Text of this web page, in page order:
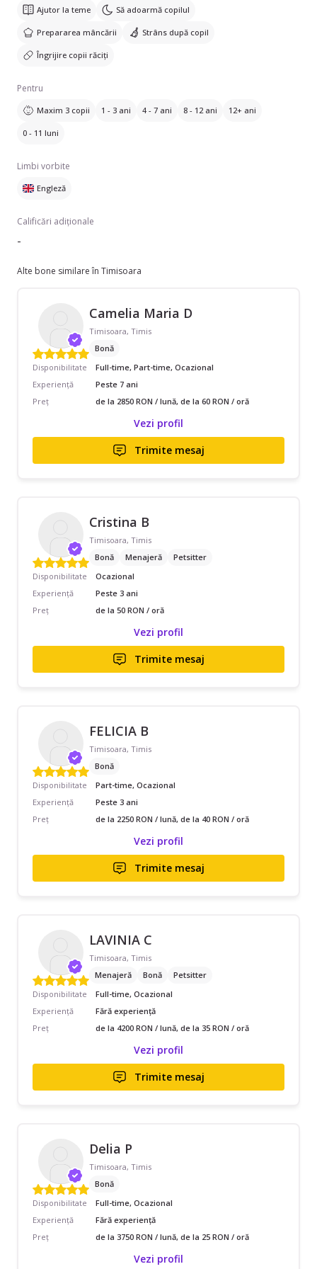
Ajutor la teme Să adoarmă copilul
Prepararea mâncării Strâns după copil
Îngrijire copii răciți
Pentru
Maxim 3 copii 1 - 3 ani 4 - 7 ani 8 - 12 ani 12+ ani
0 - 11 luni
Limbi vorbite
Engleză
Calificări adiționale
-
Alte bone similare în Timisoara
Camelia Maria D
Timisoara, Timis
Bonă
Disponibilitate
Full-time, Part-time, Ocazional
Experiență
Peste 7 ani
Preț
de la 2850 RON / lună, de la 60 RON / oră
Vezi profil
Trimite mesaj
Cristina B
Timisoara, Timis
Bonă
Menajeră
Petsitter
Disponibilitate
Ocazional
Experiență
Peste 3 ani
Preț
de la 50 RON / oră
Vezi profil
Trimite mesaj
FELICIA B
Timisoara, Timis
Bonă
Disponibilitate
Part-time, Ocazional
Experiență
Peste 3 ani
Preț
de la 2250 RON / lună, de la 40 RON / oră
Vezi profil
Trimite mesaj
LAVINIA C
Timisoara, Timis
Menajeră
Bonă
Petsitter
Disponibilitate
Full-time, Ocazional
Experiență
Fără experiență
Preț
de la 4200 RON / lună, de la 35 RON / oră
Vezi profil
Trimite mesaj
Delia P
Timisoara, Timis
Bonă
Disponibilitate
Full-time, Ocazional
Experiență
Fără experiență
Preț
de la 3750 RON / lună, de la 25 RON / oră
Vezi profil